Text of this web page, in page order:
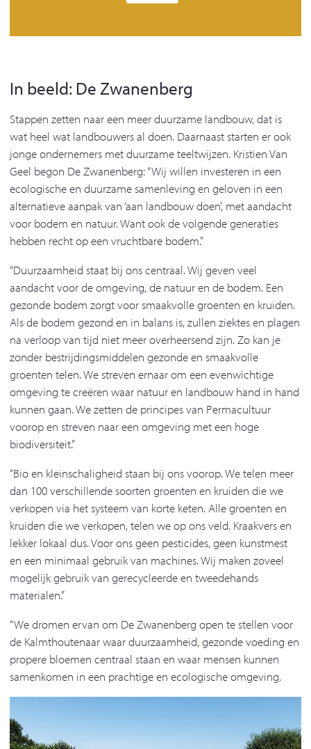
In beeld: De Zwanenberg
Stappen zetten naar een meer duurzame landbouw, dat is
wat heel wat landbouwers al doen. Daarnaast starten er ook
jonge ondernemers met duurzame teeltwijzen. Kristien Van
Geel begon De Zwanenberg: “Wij willen investeren in een
ecologische en duurzame samenleving en geloven in een
alternatieve aanpak van ‘aan landbouw doen’, met aandacht
voor bodem en natuur. Want ook de volgende generaties
hebben recht op een vruchtbare bodem.”
“Duurzaamheid staat bij ons centraal. Wij geven veel
aandacht voor de omgeving, de natuur en de bodem. Een
gezonde bodem zorgt voor smaakvolle groenten en kruiden.
Als de bodem gezond en in balans is, zullen ziektes en plagen
na verloop van tijd niet meer overheersend zijn. Zo kan je
zonder bestrijdingsmiddelen gezonde en smaakvolle
groenten telen. We streven ernaar om een evenwichtige
omgeving te creëren waar natuur en landbouw hand in hand
kunnen gaan. We zetten de principes van Permacultuur
voorop en streven naar een omgeving met een hoge
biodiversiteit.”
“Bio en kleinschaligheid staan bij ons voorop. We telen meer
dan 100 verschillende soorten groenten en kruiden die we
verkopen via het systeem van korte keten. Alle groenten en
kruiden die we verkopen, telen we op ons veld. Kraakvers en
lekker lokaal dus. Voor ons geen pesticides, geen kunstmest
en een minimaal gebruik van machines. Wij maken zoveel
mogelijk gebruik van gerecycleerde en tweedehands
materialen.”
“We dromen ervan om De Zwanenberg open te stellen voor
de Kalmthoutenaar waar duurzaamheid, gezonde voeding en
propere bloemen centraal staan en waar mensen kunnen
samenkomen in een prachtige en ecologische omgeving.